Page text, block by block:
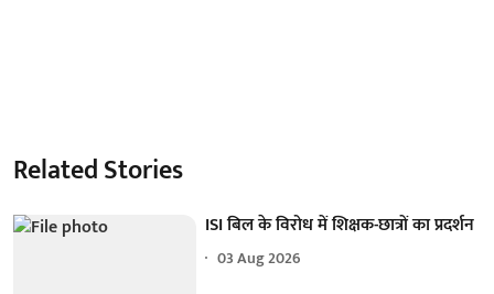
Related Stories
ISI बिल के विरोध में शिक्षक-छात्रों का प्रदर्शन
03 Aug 2026